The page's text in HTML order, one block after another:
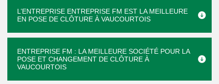
L’ENTREPRISE ENTREPRISE FM EST LA MEILLEURE
EN POSE DE CLÔTURE À VAUCOURTOIS
ENTREPRISE FM : LA MEILLEURE SOCIÉTÉ POUR LA
POSE ET CHANGEMENT DE CLÔTURE À
VAUCOURTOIS